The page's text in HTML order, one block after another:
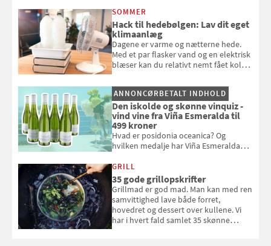
opmærksom, når du smider
badebassinet eller et badedyr ud
SOMMER
Hack til hedebølgen: Lav dit eget
klimaanlæg
Dagene er varme og nætterne hede.
Med et par flasker vand og en elektrisk
blæser kan du relativt nemt fået koldt
og se, hvordan du gør
ANNONCØRBETALT INDHOLD
Den iskolde og skønne vinquiz -
vind vine fra Viña Esmeralda til
499 kroner
Hvad er posidonia oceanica? Og
hvilken medalje har Viña Esmeralda
med i Samvirkes skønne vinquiz, hvor
du kan vinde 6 flasker vin fra Viña
Esmeralda. Konkurrencen slutter 1.
september 2026.
GRILL
35 gode grillopskrifter
Grillmad er god mad. Man kan med ren
samvittighed lave både forret,
hovedret og dessert over kullene. Vi
har i hvert fald samlet 35 skønne